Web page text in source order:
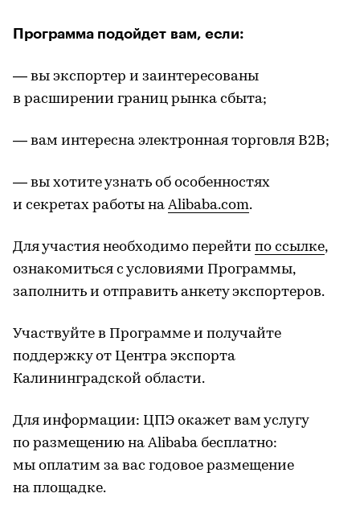
Программа подойдет вам, если:
— вы экспортер и заинтересованы
в расширении границ рынка сбыта;
— вам интересна электронная торговля B2B;
— вы хотите узнать об особенностях
и секретах работы на Alibaba.com.
Для участия необходимо перейти по ссылке,
ознакомиться с условиями Программы,
заполнить и отправить анкету экспортеров.
Участвуйте в Программе и получайте
поддержку от Центра экспорта
Калининградской области.
Для информации: ЦПЭ окажет вам услугу
по размещению на Alibaba бесплатно:
мы оплатим за вас годовое размещение
на площадке.